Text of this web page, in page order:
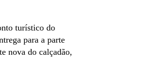
turístico do
para a parte
nova do calçadão,